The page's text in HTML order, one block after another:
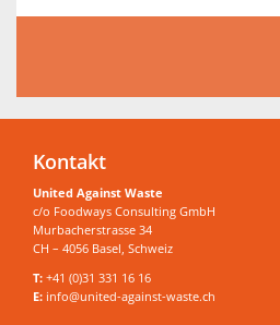
Kontakt
United Against Waste
c/o Foodways Consulting GmbH
Murbacherstrasse 34
CH – 4056 Basel, Schweiz
T: +41 (0)31 331 16 16
E: info@united-against-waste.ch